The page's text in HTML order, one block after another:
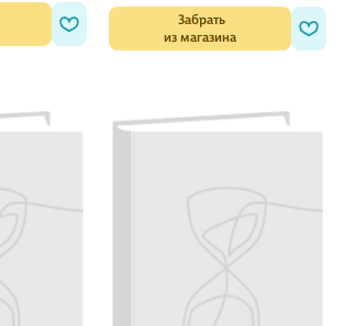
Забрать
из магазина